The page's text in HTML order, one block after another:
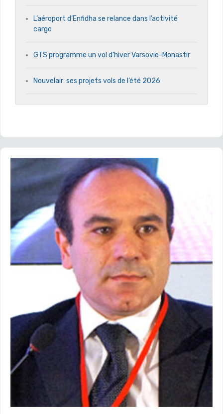
L’aéroport d’Enfidha se relance dans l’activité
cargo
GTS programme un vol d’hiver Varsovie-Monastir
Nouvelair: ses projets vols de l’été 2026